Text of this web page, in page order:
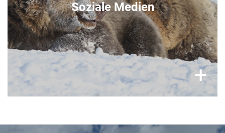
Soziale Medien
+
×